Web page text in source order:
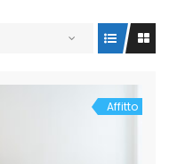
Affitto